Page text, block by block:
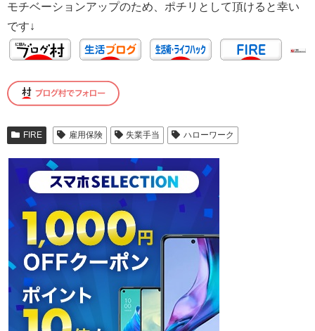
モチベーションアップのため、ポチリとして頂けると幸い
です↓
FIRE 雇用保険 失業手当 ハローワーク